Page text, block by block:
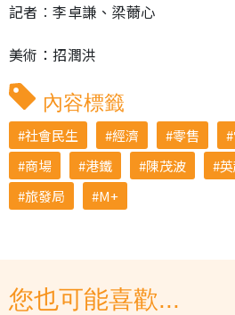
記者︰李卓謙、梁薾心
美術：招潤洪
內容標籤
社會民生 經濟 零售
商場
港鐵 陳茂波
旅發局
M+
您也可能喜歡...